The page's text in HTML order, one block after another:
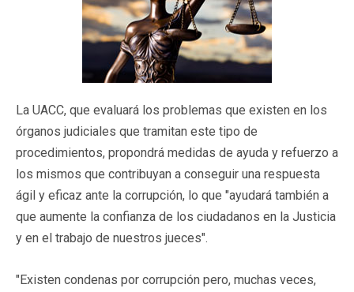
La UACC, que evaluará los problemas que existen en los
órganos judiciales que tramitan este tipo de
procedimientos, propondrá medidas de ayuda y refuerzo a
los mismos que contribuyan a conseguir una respuesta
ágil y eficaz ante la corrupción, lo que "ayudará también a
que aumente la confianza de los ciudadanos en la Justicia
y en el trabajo de nuestros jueces".
"Existen condenas por corrupción pero, muchas veces,